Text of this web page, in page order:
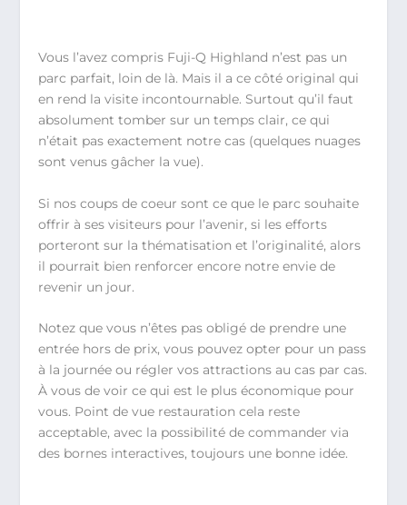
Vous l’avez compris Fuji-Q Highland n’est pas un
parc parfait, loin de là. Mais il a ce côté original qui
en rend la visite incontournable. Surtout qu’il faut
absolument tomber sur un temps clair, ce qui
n’était pas exactement notre cas (quelques nuages
sont venus gâcher la vue).
Si nos coups de coeur sont ce que le parc souhaite
offrir à ses visiteurs pour l’avenir, si les efforts
porteront sur la thématisation et l’originalité, alors
il pourrait bien renforcer encore notre envie de
revenir un jour.
Notez que vous n’êtes pas obligé de prendre une
entrée hors de prix, vous pouvez opter pour un pass
à la journée ou régler vos attractions au cas par cas.
À vous de voir ce qui est le plus économique pour
vous. Point de vue restauration cela reste
acceptable, avec la possibilité de commander via
des bornes interactives, toujours une bonne idée.